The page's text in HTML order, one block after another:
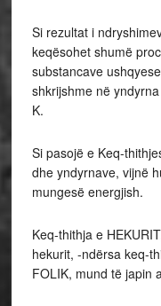
Si rezultat i
keqësohet shumë
substancave
shkrijshme në
K.
Si pasojë e Keq-
dhe yndyrnave, vijnë
mungesë energjish.
Keq-thithja e
hekurit, -ndërsa keq-
FOLIK, mund të japin